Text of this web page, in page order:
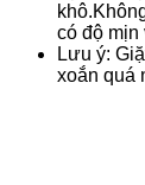
có độ mịn
Lưu ý:
xoắn quá